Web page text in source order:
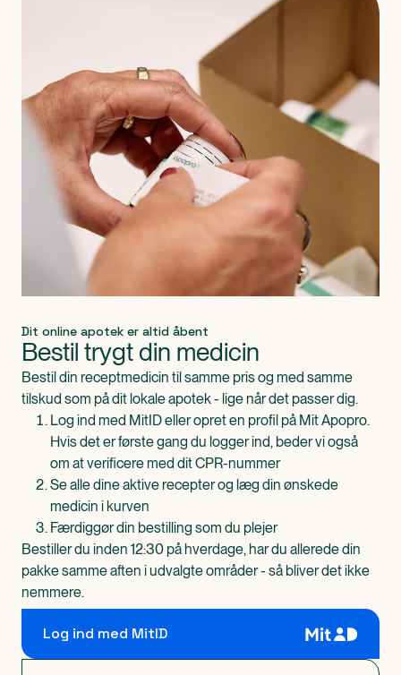
Dit online apotek er altid åbent
Bestil trygt din medicin
Bestil din receptmedicin til samme pris og med samme
tilskud som på dit lokale apotek - lige når det passer dig.
Log ind med MitID eller opret en profil på Mit Apopro.
Hvis det er første gang du logger ind, beder vi også
om at verificere med dit CPR-nummer
Se alle dine aktive recepter og læg din ønskede
medicin i kurven
Færdiggør din bestilling som du plejer
Bestiller du inden 12:30 på hverdage, har du allerede din
pakke samme aften i udvalgte områder - så bliver det ikke
nemmere.
Log ind med MitID